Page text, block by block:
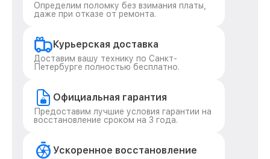
Определим поломку без взимания платы,
даже при отказе от ремонта.
Курьерская доставка
Доставим вашу технику по Санкт-
Петербурге полностью бесплатно.
Официальная гарантия
Предоставим лучшие условия гарантии на
восстановление сроком на 3 года.
Ускоренное восстановление